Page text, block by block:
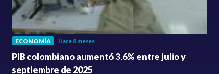
ECONOMÍA Hace 8 meses
PIB colombiano aumentó 3.6% entre julio y
septiembre de 2025